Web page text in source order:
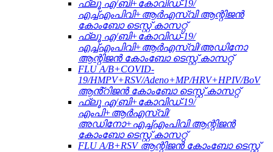
ഫ്ലൂ എ/ബി+കോവിഡ്-19/
എച്ച്എംപിവി+ആർഎസ്വി ആന്റിജൻ
കോംബോ ടെസ്റ്റ് കാസറ്റ്
ഫ്ലൂ എ/ബി+കോവിഡ്-19/
എച്ച്എംപിവി+ആർഎസ്വി/അഡിനോ
ആന്റിജൻ കോംബോ ടെസ്റ്റ് കാസറ്റ്
FLU A/B+COVID-
19/HMPV+RSV/Adeno+MP/HRV+HPIV/BoV
ആൻ്റിജൻ കോംബോ ടെസ്റ്റ് കാസറ്റ്
ഫ്ലൂ എ/ബി+കോവിഡ്-19/
എംപി+ആർഎസ്വി/
അഡിനോ+എച്ച്എംപിവി ആന്റിജൻ
കോംബോ ടെസ്റ്റ് കാസറ്റ്
FLU A/B+RSV ആന്റിജൻ കോംബോ ടെസ്റ്റ്